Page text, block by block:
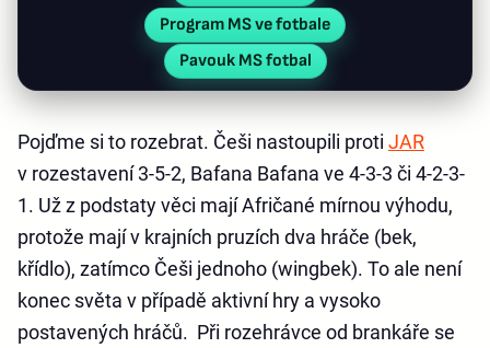
Program MS ve fotbale
Pavouk MS fotbal
Pojďme si to rozebrat. Češi nastoupili proti JAR
v rozestavení 3-5-2, Bafana Bafana ve 4-3-3 či 4-2-3-
1. Už z podstaty věci mají Afričané mírnou výhodu,
protože mají v krajních pruzích dva hráče (bek,
křídlo), zatímco Češi jednoho (wingbek). To ale není
konec světa v případě aktivní hry a vysoko
postavených hráčů. Při rozehrávce od brankáře se